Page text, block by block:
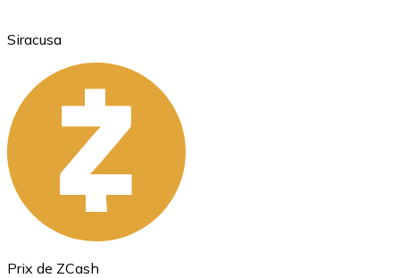
Ethereum
ETH
Siracusa
Prix de ZCash